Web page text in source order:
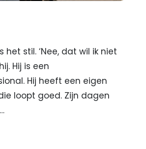
het stil. ‘Nee, dat wil ik niet
Hij is een
Hij heeft een eigen
loopt goed. Zijn dagen